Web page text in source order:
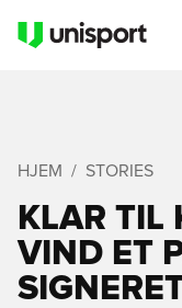
HJEM STORIES
KLAR TIL
VIND ET